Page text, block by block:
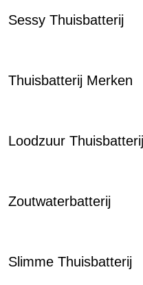
Sessy Thuisbatterij
Thuisbatterij Merken
Loodzuur Thuisbatterij
Zoutwaterbatterij
Slimme Thuisbatterij